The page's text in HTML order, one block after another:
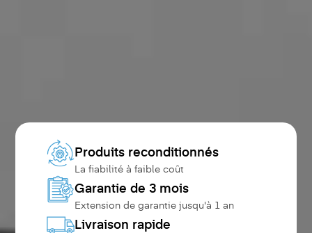
Produits reconditionnés
La fiabilité à faible coût
Garantie de 3 mois
Extension de garantie jusqu'à 1 an
Livraison rapide